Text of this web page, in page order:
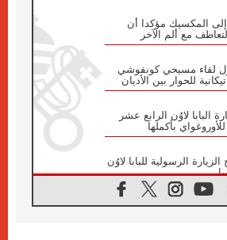
إلى المكسيك مؤكدا أن
مع ألم الآخر
لقاء مسيحي كونفوشي
للحوار بين الأديان
البابا لاوُن الرابع عشر
بأكملها
الزيارة الرسولية للبابا لاوُن
الـ ٨١ لحادثة هيروشيما الكنيسة في